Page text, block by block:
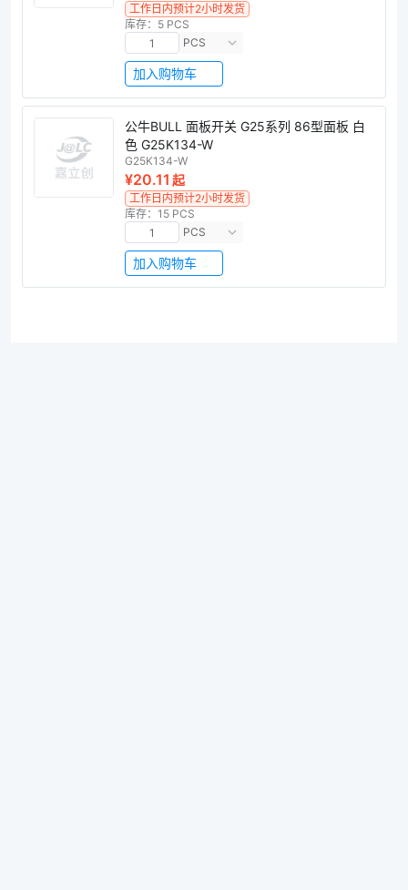
工作日内预计2小时发货
库存：5 PCS
PCS
加入购物车
公牛BULL 面板开关 G25系列 86型面板 白
色 G25K134-W
G25K134-W
¥20.11 起
工作日内预计2小时发货
库存：15 PCS
PCS
加入购物车